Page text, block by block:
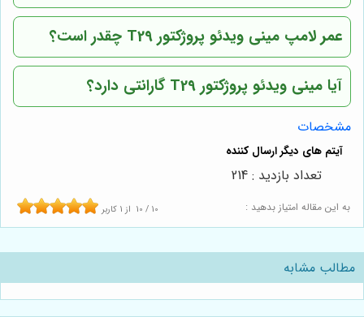
عمر لامپ مینی ویدئو پروژکتور T29 چقدر است؟
آیا مینی ویدئو پروژکتور T29 گارانتی دارد؟
مشخصات
به این مقاله امتیاز بدهید : 10 / 10 از 1 کاربر
تعداد بازدید : 214
مطالب مشابه